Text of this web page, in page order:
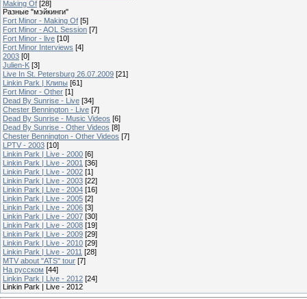
Making Of [28]
Разные "мэйкинги"
Fort Minor - Making Of [5]
Fort Minor - AOL Session [7]
Fort Minor - live [10]
Fort Minor Interviews [4]
2003 [0]
Julien-K [3]
Live In St. Petersburg 26.07.2009 [21]
Linkin Park | Клипы [61]
Fort Minor - Other [1]
Dead By Sunrise - Live [34]
Chester Bennington - Live [7]
Dead By Sunrise - Music Videos [6]
Dead By Sunrise - Other Videos [8]
Chester Bennington - Other Videos [7]
LPTV - 2003 [10]
Linkin Park | Live - 2000 [6]
Linkin Park | Live - 2001 [36]
Linkin Park | Live - 2002 [1]
Linkin Park | Live - 2003 [22]
Linkin Park | Live - 2004 [16]
Linkin Park | Live - 2005 [2]
Linkin Park | Live - 2006 [3]
Linkin Park | Live - 2007 [30]
Linkin Park | Live - 2008 [19]
Linkin Park | Live - 2009 [29]
Linkin Park | Live - 2010 [29]
Linkin Park | Live - 2011 [28]
MTV about "ATS" tour [7]
На русском [44]
Linkin Park | Live - 2012 [24]
Linkin Park | Live - 2012